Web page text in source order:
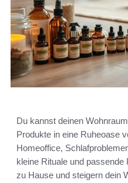
Du kannst deinen
Produkte in eine Ruheoase
Homeoffice,
kleine Rituale und
zu Hause und steigern dein